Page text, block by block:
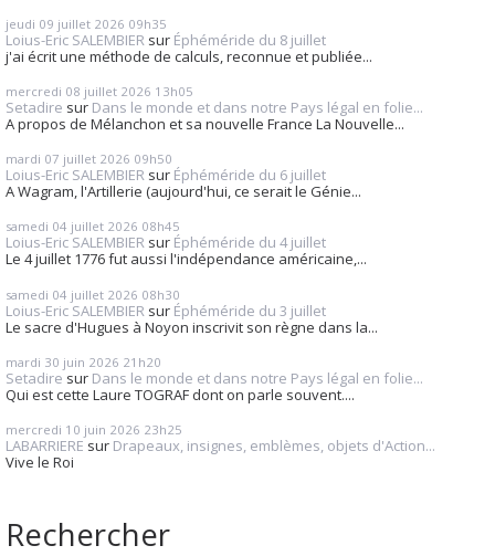
jeudi 09 juillet 2026 09h35
Loius-Eric SALEMBIER sur Éphéméride du 8 juillet
j'ai écrit une méthode de calculs, reconnue et publiée...
mercredi 08 juillet 2026 13h05
Setadire sur Dans le monde et dans notre Pays légal en folie...
A propos de Mélanchon et sa nouvelle France La Nouvelle...
mardi 07 juillet 2026 09h50
Loius-Eric SALEMBIER sur Éphéméride du 6 juillet
A Wagram, l'Artillerie (aujourd'hui, ce serait le Génie...
samedi 04 juillet 2026 08h45
Loius-Eric SALEMBIER sur Éphéméride du 4 juillet
Le 4 juillet 1776 fut aussi l'indépendance américaine,...
samedi 04 juillet 2026 08h30
Loius-Eric SALEMBIER sur Éphéméride du 3 juillet
Le sacre d'Hugues à Noyon inscrivit son règne dans la...
mardi 30 juin 2026 21h20
Setadire sur Dans le monde et dans notre Pays légal en folie...
Qui est cette Laure TOGRAF dont on parle souvent....
mercredi 10 juin 2026 23h25
LABARRIERE sur Drapeaux, insignes, emblèmes, objets d'Action...
Vive le Roi
Rechercher